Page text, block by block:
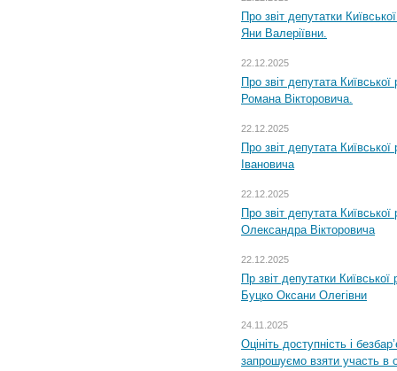
Про звіт депутатки
Яни Валеріївни.
22.12.2025
Про звіт депутата
Романа Вікторовича.
22.12.2025
Про звіт депутата
Івановича
22.12.2025
Про звіт депутата
Олександра Вікторовича
22.12.2025
Пр звіт депутатки
Буцко Оксани Олегівни
24.11.2025
Оцініть доступність і
запрошуємо взяти участь в